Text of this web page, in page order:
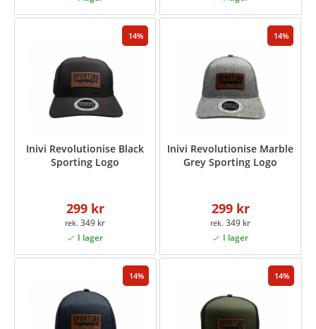
14
Inivi Revolutionise Black
Sporting Logo
299 kr
349 kr
14
Inivi Revolutionise Marble
Grey Sporting Logo
299 kr
349 kr
14 14